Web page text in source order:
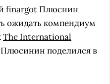
finargot Плюснин
ожидать компендиум
The International
поделился в